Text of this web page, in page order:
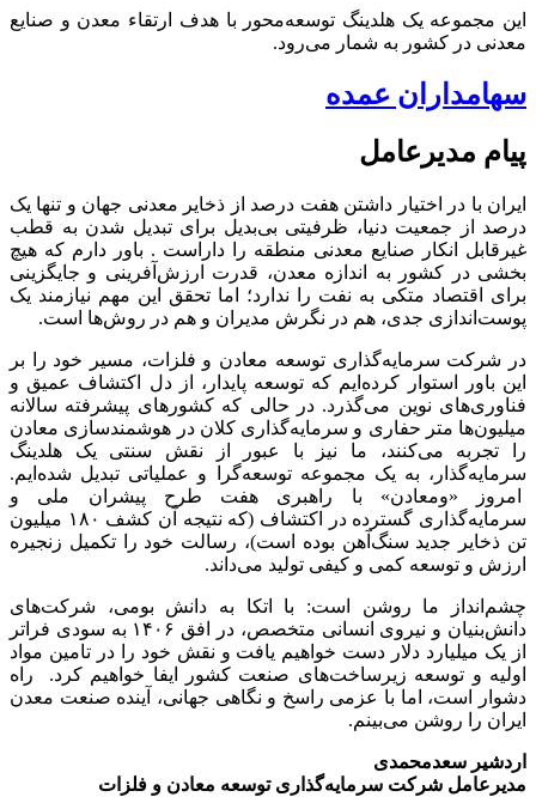
این مجموعه یک هلدینگ توسعه‌محور با هدف ارتقاء معدن و صنایع
معدنی در کشور به شمار می‌رود.
سهامداران عمده
پیام مدیرعامل
ایران با در اختیار داشتن هفت درصد از ذخایر معدنی جهان و تنها یک
درصد از جمعیت دنیا، ظرفیتی بی‌بدیل برای تبدیل شدن به قطب
غیرقابل انکار صنایع معدنی منطقه را داراست . باور دارم که هیچ
بخشی در کشور به اندازه معدن، قدرت ارزش‌آفرینی و جایگزینی
برای اقتصاد متکی به نفت را ندارد؛ اما تحقق این مهم نیازمند یک
پوست‌اندازی جدی، هم در نگرش مدیران و هم در روش‌ها است.
در شرکت سرمایه‌گذاری توسعه معادن و فلزات، مسیر خود را بر
این باور استوار کرده‌ایم که توسعه پایدار، از دل اکتشاف عمیق و
فناوری‌های نوین می‌گذرد. در حالی که کشورهای پیشرفته سالانه
میلیون‌ها متر حفاری و سرمایه‌گذاری کلان در هوشمندسازی معادن
را تجربه می‌کنند، ما نیز با عبور از نقش سنتی یک هلدینگ
سرمایه‌گذار، به یک مجموعه توسعه‌گرا و عملیاتی تبدیل شده‌ایم.
امروز «ومعادن» با راهبری هفت طرح پیشران ملی و
سرمایه‌گذاری گسترده در اکتشاف (که نتیجه آن کشف ۱۸۰ میلیون
تن ذخایر جدید سنگ‌آهن بوده است)، رسالت خود را تکمیل زنجیره
ارزش و توسعه کمی و کیفی تولید می‌داند.
چشم‌انداز ما روشن است: با اتکا به دانش بومی، شرکت‌های
دانش‌بنیان و نیروی انسانی متخصص، در افق ۱۴۰۶ به سودی فراتر
از یک میلیارد دلار دست خواهیم یافت و نقش خود را در تامین مواد
اولیه و توسعه زیرساخت‌های صنعت کشور ایفا خواهیم کرد. راه
دشوار است، اما با عزمی راسخ و نگاهی جهانی، آینده صنعت معدن
ایران را روشن می‌بینم.
اردشیر سعدمحمدی
مدیرعامل شرکت سرمایه‌گذاری توسعه معادن و فلزات